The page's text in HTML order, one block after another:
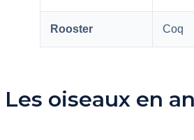
Rooster Coq
Les oiseaux en